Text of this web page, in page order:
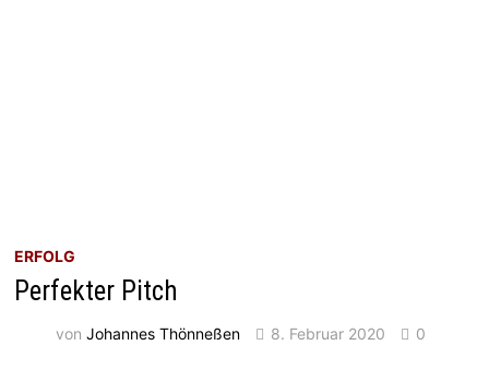
ERFOLG
Perfekter Pitch
vonJohannes Thönneßen 8. Februar 2020 0